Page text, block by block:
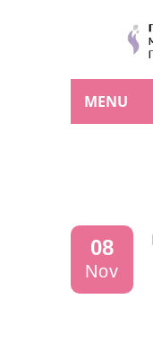
MENU
08
Nov